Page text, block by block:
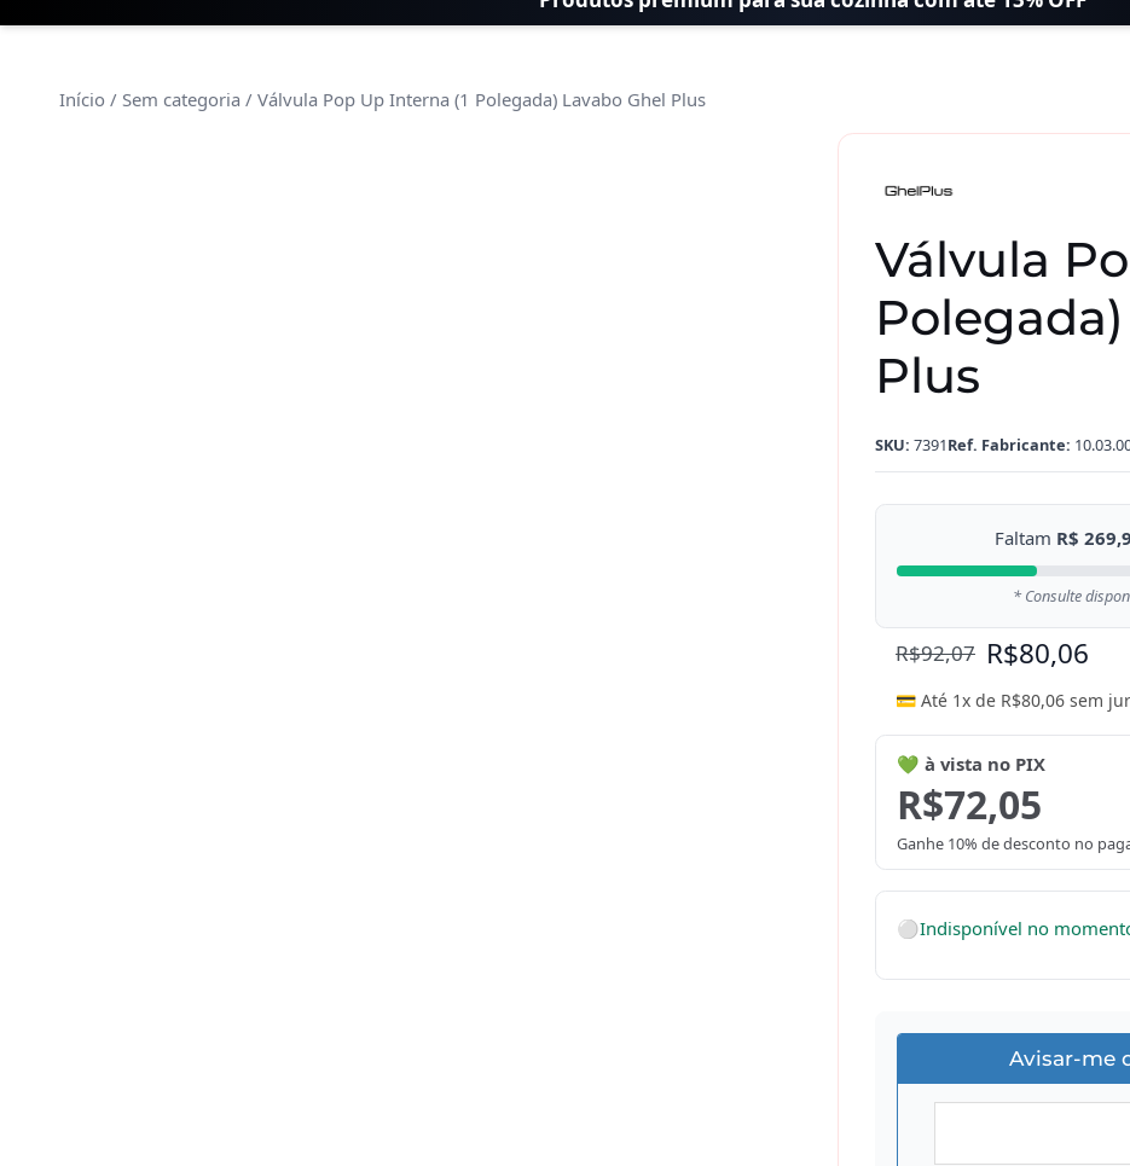
Início / Sem categoria / Válvula Pop Up Interna (1 Polegada) Lavabo Ghel Plus
Válvula
Plus
SKU: 7391Ref. Fabricante:
Faltam R$
* Consulte
R$92,07 R$80,06
💳 Até 1x de R$80,06 sem
💚 à vista no PIX
R$72,05
Ganhe 10% de desconto no
⚪Indisponível no
Avisar-me